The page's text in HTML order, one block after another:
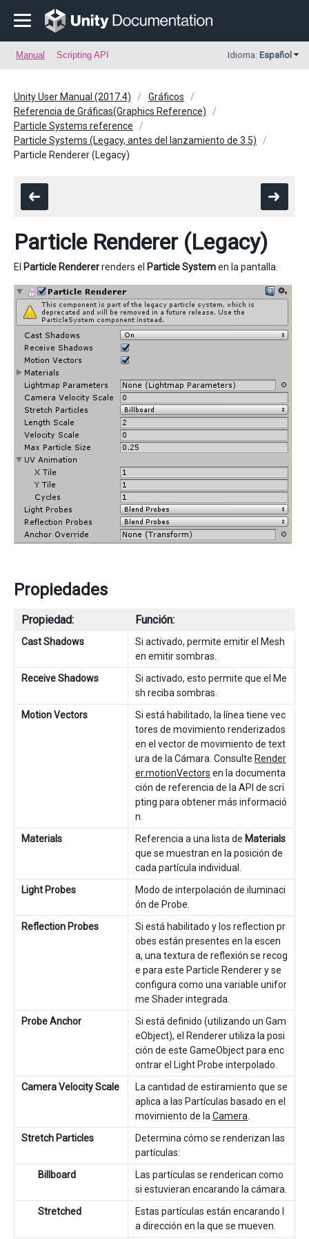
Manual Scripting API Idioma: Español
Unity User Manual (2017.4)
Gráficos
Referencia de Gráficas(Graphics Reference)
Particle Systems reference
Particle Systems (Legacy, antes del lanzamiento de 3.5)
Particle Renderer (Legacy)
Particle Renderer (Legacy)
El Particle Rendererrenders el Particle Systemen la pantalla.
Propiedades
Propiedad: Función:
Cast Shadows
Si activado, permite emitir el Mesh
en emitir sombras.
Receive Shadows
Si activado, esto permite que el Me
sh reciba sombras.
Motion Vectors
Si está habilitado, la línea tiene vec
tores de movimiento renderizados
en el vector de movimiento de text
ura de la Cámara. Consulte Render
er.motionVectors en la documenta
ción de referencia de la API de scri
pting para obtener más informació
n.
Materials
Referencia a una lista de Materials
que se muestran en la posición de
cada partícula individual.
Light Probes
Modo de interpolación de iluminaci
ón de Probe.
Reflection Probes
Si está habilitado y los reflection pr
obes están presentes en la escen
a, una textura de reflexión se recog
e para este Particle Renderer y se
configura como una variable unifor
me Shader integrada.
Probe Anchor
Si está definido (utilizando un Gam
eObject), el Renderer utiliza la posi
ción de este GameObject para enc
ontrar el Light Probe interpolado.
Camera Velocity Scale
La cantidad de estiramiento que se
aplica a las Partículas basado en el
movimiento de la Camera
Stretch Particles
Determina cómo se renderizan las
partículas:
Billboard
Las partículas se renderican como
si estuvieran encarando la cámara.
Stretched
Estas partículas están encarando l
a dirección en la que se mueven.